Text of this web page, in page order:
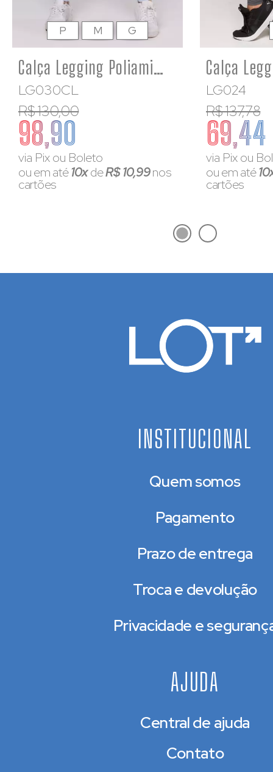
Calça Legging Poliamida Feminina Básica Azul Bebê
LG030CL
R$ 130,00
98,90
via Pix ou Boleto
ou em até10xdeR$ 10,99nos
cartões
P M G
LG024
R$ 137,78
69,44
via Pix ou
ou em até
cartões
INSTITUCIONAL
Quem somos
Pagamento
Prazo de entrega
Troca e devolução
Privacidade e
AJUDA
Central de ajuda
Contato